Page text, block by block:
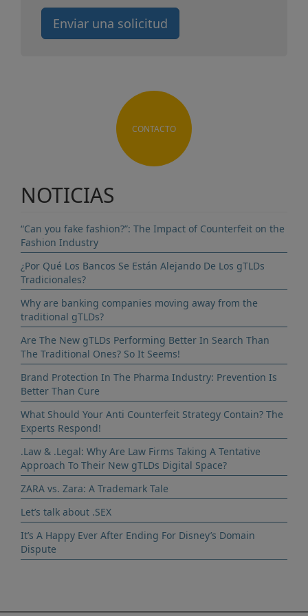
Enviar una solicitud
CONTACTO
NOTICIAS
“Can you fake fashion?”: The Impact of Counterfeit on the
Fashion Industry
¿Por Qué Los Bancos Se Están Alejando De Los gTLDs
Tradicionales?
Why are banking companies moving away from the
traditional gTLDs?
Are The New gTLDs Performing Better In Search Than
The Traditional Ones? So It Seems!
Brand Protection In The Pharma Industry: Prevention Is
Better Than Cure
What Should Your Anti Counterfeit Strategy Contain? The
Experts Respond!
.Law & .Legal: Why Are Law Firms Taking A Tentative
Approach To Their New gTLDs Digital Space?
ZARA vs. Zara: A Trademark Tale
Let’s talk about .SEX
It’s A Happy Ever After Ending For Disney’s Domain
Dispute